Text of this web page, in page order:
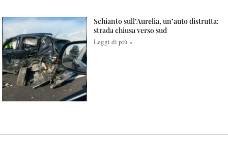
Schianto sull’Aurelia, un’auto distrutta:
strada chiusa verso sud
Leggi di più »